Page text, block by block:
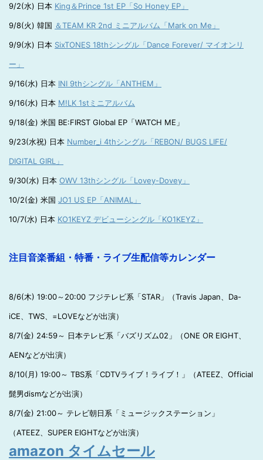
9/2(水) 日本 King＆Prince 1st EP「So Honey EP」
9/8(火) 韓国 ＆TEAM KR 2nd ミニアルバム「Mark on Me」
9/9(水) 日本 SixTONES 18thシングル「Dance Forever/ マイオンリ
ー」
9/16(水) 日本 INI 9thシングル「ANTHEM」
9/16(水) 日本 M!LK 1stミニアルバム
9/18(金) 米国 BE:FIRST Global EP「WATCH ME」
9/23(水祝) 日本 Number_i 4thシングル「REBON/ BUGS LIFE/
DIGITAL GIRL」
9/30(水) 日本 OWV 13thシングル「Lovey-Dovey」
10/2(金) 米国 JO1 US EP「ANIMAL」
10/7(水) 日本 KO1KEYZ デビューシングル「KO1KEYZ」
注目音楽番組・特番・ライブ生配信等カレンダー
8/6(木) 19:00～20:00 フジテレビ系「STAR」（Travis Japan、Da-
iCE、TWS、=LOVEなどが出演）
8/7(金) 24:59～ 日本テレビ系「バズリズム02」（ONE OR EIGHT、
AENなどが出演）
8/10(月) 19:00～ TBS系「CDTVライブ！ライブ！」（ATEEZ、Official
髭男dismなどが出演）
8/7(金) 21:00～ テレビ朝日系「ミュージックステーション」
（ATEEZ、SUPER EIGHTなどが出演）
amazon タイムセール